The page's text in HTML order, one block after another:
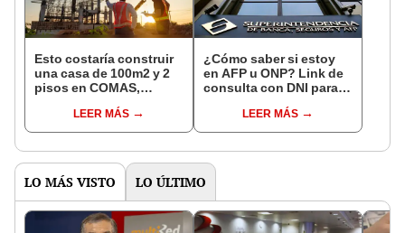
Esto costaría construir
una casa de 100m2 y 2
pisos en COMAS,
distritos de LIMA
NORTE
LEER MÁS
¿Cómo saber si estoy
en AFP u ONP? Link de
consulta con DNI para
pensiones estás
LEER MÁS
LO MÁS VISTO LO ÚLTIMO